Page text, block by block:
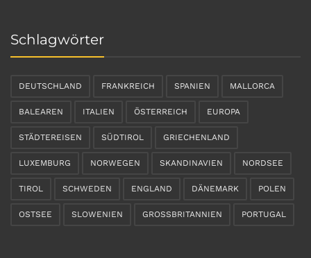
Schlagwörter
DEUTSCHLAND FRANKREICH SPANIEN MALLORCA
BALEAREN ITALIEN ÖSTERREICH EUROPA
STÄDTEREISEN SÜDTIROL GRIECHENLAND
LUXEMBURG NORWEGEN SKANDINAVIEN NORDSEE
TIROL SCHWEDEN ENGLAND DÄNEMARK POLEN
OSTSEE SLOWENIEN GROSSBRITANNIEN PORTUGAL